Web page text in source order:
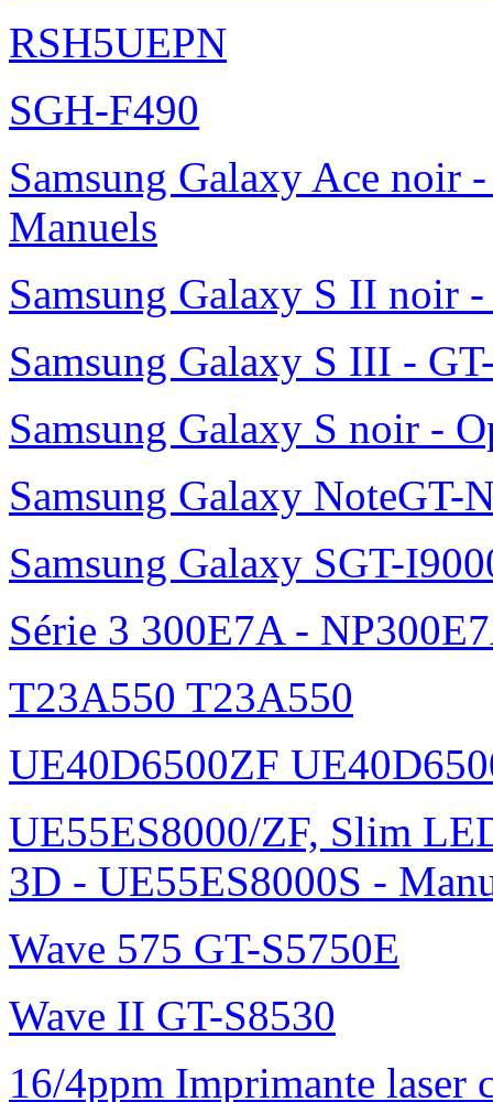
RSH5UEPN
SGH-F490
Samsung Galaxy Ace noir
Manuels
Samsung Galaxy S II noir
Samsung Galaxy S III -
Samsung Galaxy S noir -
Samsung Galaxy NoteGT-
Samsung Galaxy SGT-
Série 3 300E7A -
T23A550 T23A550
UE40D6500ZF
UE55ES8000/ZF, Slim
3D - UE55ES8000S -
Wave 575 GT-S5750E
Wave II GT-S8530
16/4ppm Imprimante laser